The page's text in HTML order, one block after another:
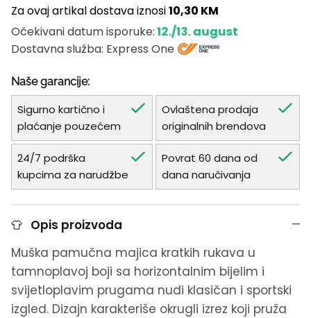
Za ovaj artikal dostava iznosi10,30 KM
Očekivani datum isporuke: 12./13. august
Dostavna služba: Express One
Naše garancije:
Sigurno kartično i
plaćanje pouzećem
Ovlaštena prodaja
originalnih brendova
24/7 podrška
kupcima za narudžbe
Povrat 60 dana od
dana naručivanja
Opis proizvoda
Muška pamučna majica kratkih rukava u
tamnoplavoj boji sa horizontalnim bijelim i
svijetloplavim prugama nudi klasičan i sportski
izgled. Dizajn karakteriše okrugli izrez koji pruža